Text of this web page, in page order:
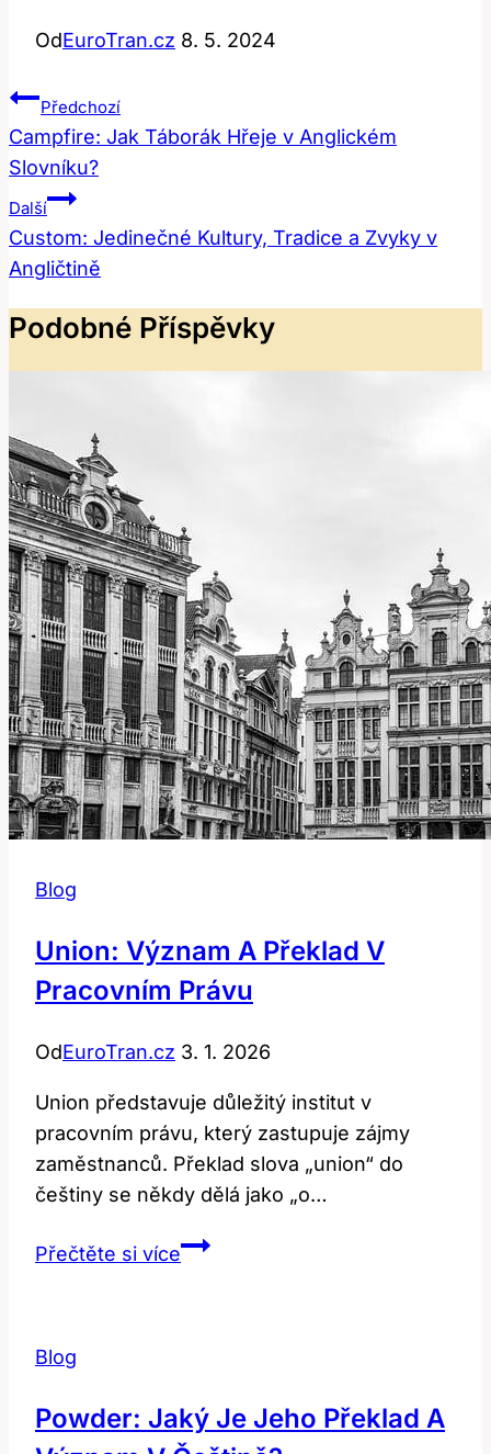
OdEuroTran.cz 8. 5. 2024
Navigace
Pro
Příspěvek
Předchozí
Campfire: Jak Táborák Hřeje v Anglickém
Slovníku?
Další
Custom: Jedinečné Kultury, Tradice a Zvyky v
Angličtině
Podobné Příspěvky
Blog
Union: Význam A Překlad V
Pracovním Právu
OdEuroTran.cz 3. 1. 2026
Union představuje důležitý institut v
pracovním právu, který zastupuje zájmy
zaměstnanců. Překlad slova „union“ do
češtiny se někdy dělá jako „o…
Přečtěte si víceUnion:
Právu
Blog
Powder: Jaký Je Jeho Překlad A